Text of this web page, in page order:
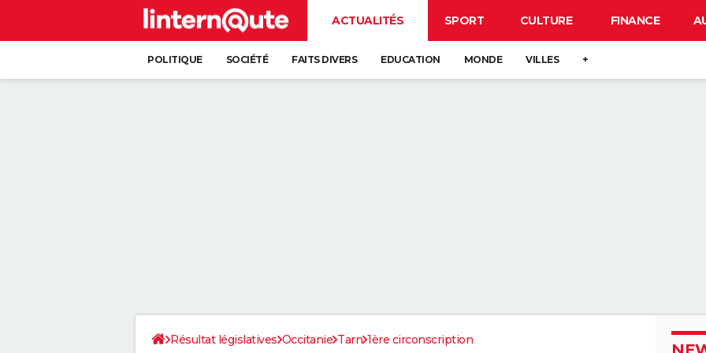
ACTUALITÉS SPORT CULTURE FINANCE
POLITIQUE SOCIÉTÉ FAITS DIVERS EDUCATION MONDE VILLES +
Résultat législatives Occitanie Tarn 1ère circonscription